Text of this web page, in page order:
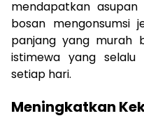
mendapatkan
bosan mengonsumsi
panjang yang murah
istimewa yang
setiap hari.
Meningkatkan